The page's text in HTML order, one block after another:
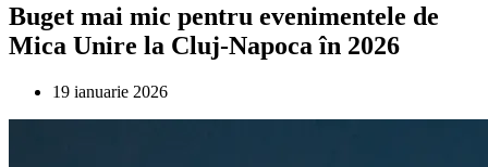
Buget mai mic pentru evenimentele de
Mica Unire la Cluj-Napoca în 2026
19 ianuarie 2026